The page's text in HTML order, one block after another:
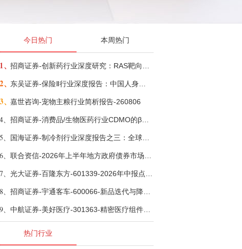
今日热门 本周热门
1、
2、
3、嘉世咨询-宠物主粮行业简析报告-260806
4、
5、
6、
7、
8、
9、
热门行业